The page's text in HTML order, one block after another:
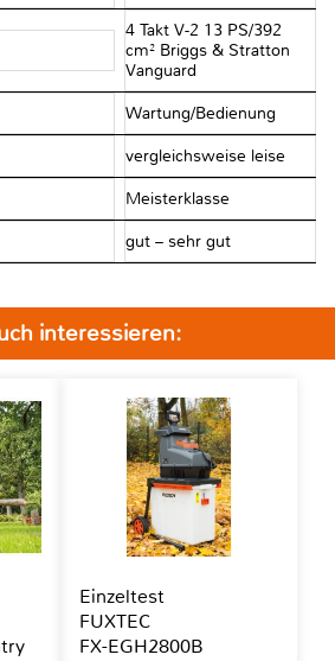
4 Takt V-2 13 PS/392
cm² Briggs & Stratton
Vanguard
Wartung/Bedienung
vergleichsweise leise
Meisterklasse
gut – sehr gut
interessieren:
Einzeltest
FUXTEC
FX-EGH2800B